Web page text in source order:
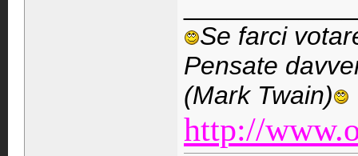
Se farci
Pensate
(Mark Twain)
http://